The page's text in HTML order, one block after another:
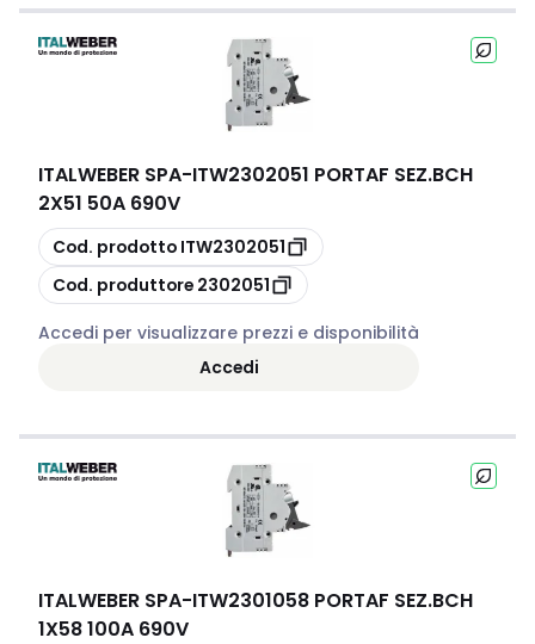
ITALWEBER SPA-ITW2302051 PORTAF SEZ.BCH
2X51 50A 690V
copia
Cod. prodotto ITW2302051
copia
Cod. produttore 2302051
Accedi per visualizzare prezzi e disponibilità
Accedi
ITALWEBER SPA-ITW2301058 PORTAF SEZ.BCH
1X58 100A 690V